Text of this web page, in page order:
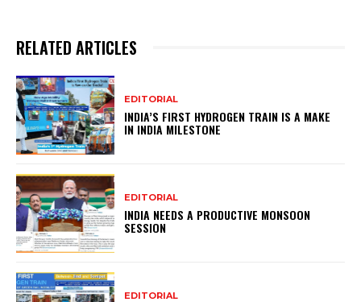
RELATED ARTICLES
EDITORIAL
INDIA’S FIRST HYDROGEN TRAIN IS A MAKE
IN INDIA MILESTONE
EDITORIAL
INDIA NEEDS A PRODUCTIVE MONSOON
SESSION
EDITORIAL